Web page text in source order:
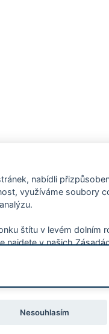
pozvánky na
nabídli
využíváme soubory
štítu v levém dolním
najdete v našich
Nesouhlasím